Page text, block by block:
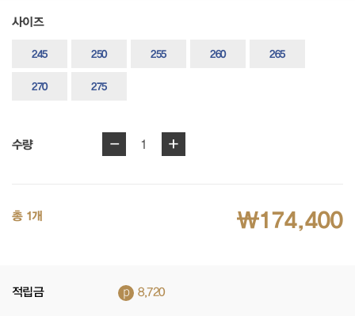
사이즈
245 250 255 260 265
270 275
수량 - 1 +
총 1개 ₩174,400
적립금 p 8,720